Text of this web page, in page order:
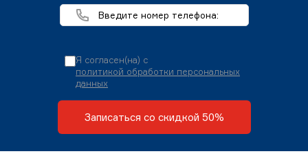
Я согласен(на) с
политикой обработки персональных
данных
Записаться со скидкой 50%